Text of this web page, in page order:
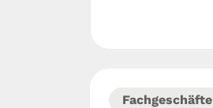
Fachgeschäfte